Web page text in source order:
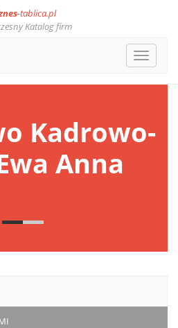
-tablica.pl
Katalog firm
Toggle
Kadrowo-
Anna